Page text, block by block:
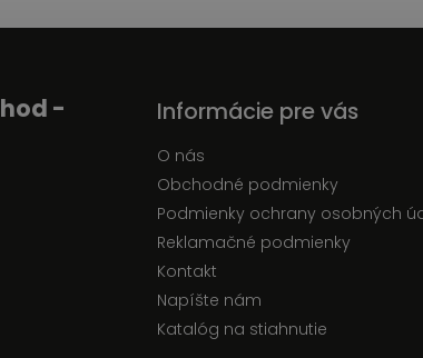
-
Informácie pre vás
O nás
Obchodné podmienky
Podmienky ochrany osobných
Reklamačné podmienky
Kontakt
Napíšte nám
Katalóg na stiahnutie